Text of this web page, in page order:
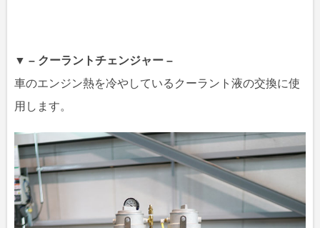
▼ – クーラントチェンジャー –
車のエンジン熱を冷やしているクーラント液の交換に使
用します。